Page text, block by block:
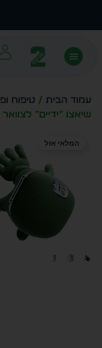
עמוד הבית / טיפוח
שיאצו “ידיים” לצוואר
המלאי אזל